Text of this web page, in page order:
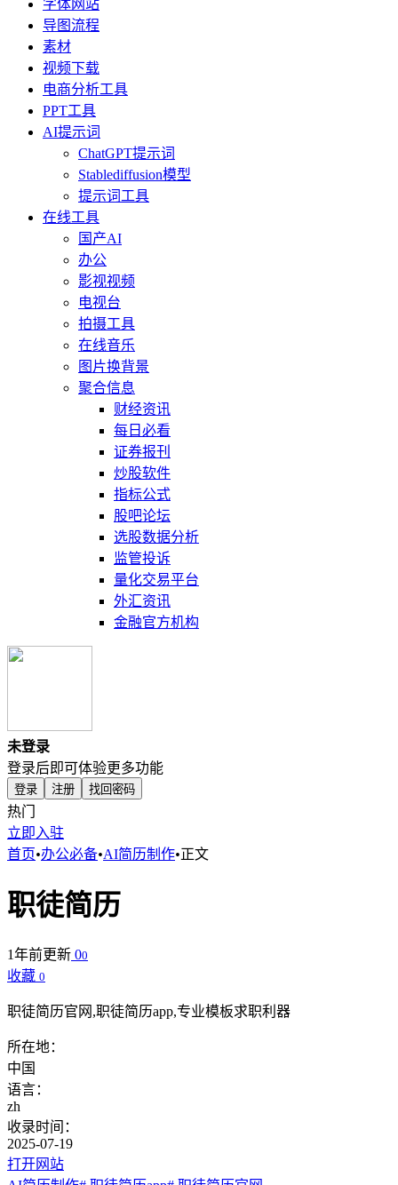
字体网站
导图流程
素材
视频下载
电商分析工具
PPT工具
AI提示词
ChatGPT提示词
Stablediffusion模型
提示词工具
在线工具
国产AI
办公
影视视频
电视台
拍摄工具
在线音乐
图片换背景
聚合信息
财经资讯
每日必看
证券报刊
炒股软件
指标公式
股吧论坛
选股数据分析
监管投诉
量化交易平台
外汇资讯
金融官方机构
未登录
登录后即可体验更多功能
登录 注册 找回密码
热门
立即入驻
首页•办公必备•AI简历制作•正文
职徒简历
1年前更新 00
收藏 0
职徒简历官网,职徒简历app,专业模板求职利器
所在地：
中国
语言：
zh
收录时间：
2025-07-19
打开网站